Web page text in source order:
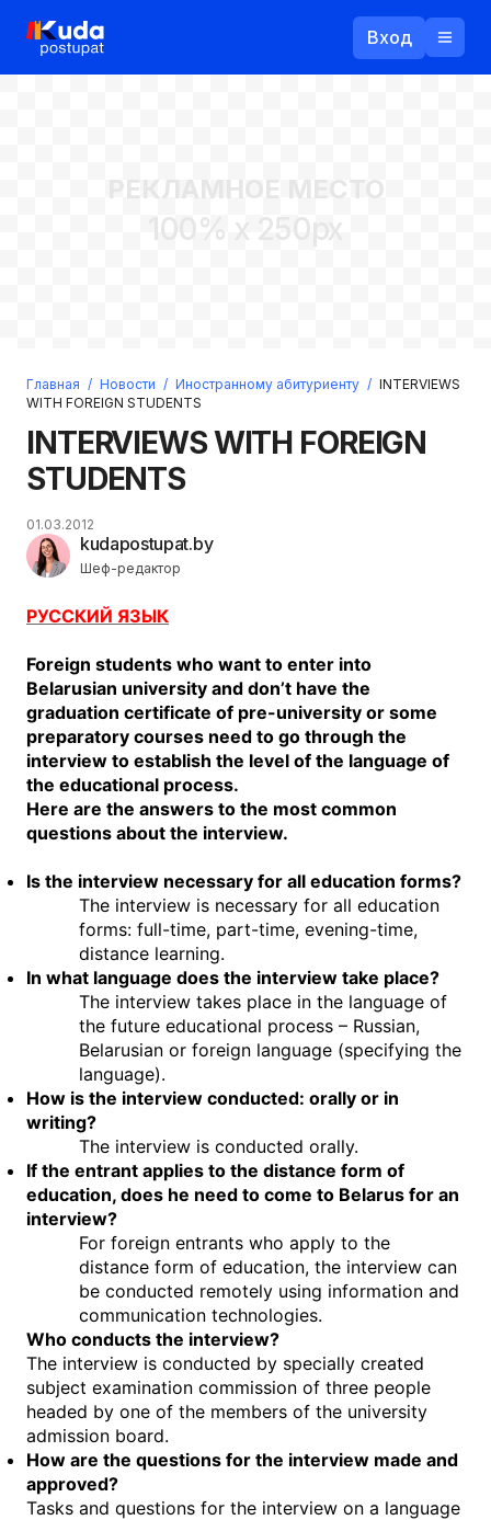
Вход
Войти
Регистрация
Прислать пароль
РЕКЛАМНОЕ МЕСТО
100% x 250px
Главная / Новости / Иностранному абитуриенту / INTERVIEWS
WITH FOREIGN STUDENTS
INTERVIEWS WITH FOREIGN
STUDENTS
kudapostupat.by
Шеф-редактор
01.03.2012
РУССКИЙ ЯЗЫК
Foreign students who want to enter into
Belarusian university and don’t have the
graduation certificate of pre-university or some
preparatory courses need to go through the
interview to establish the level of the language of
the educational process.
Here are the answers to the most common
questions about the interview.
Is the interview necessary for all education forms?
The interview is necessary for all education
forms: full-time, part-time, evening-time,
distance learning.
In what language does the interview take place?
The interview takes place in the language of
the future educational process – Russian,
Belarusian or foreign language (specifying the
language).
How is the interview conducted: orally or in
writing?
The interview is conducted orally.
If the entrant applies to the distance form of
education, does he need to come to Belarus for an
interview?
For foreign entrants who apply to the
distance form of education, the interview can
be conducted remotely using information and
communication technologies.
Who conducts the interview?
The interview is conducted by specially created
subject examination commission of three people
headed by one of the members of the university
admission board.
How are the questions for the interview made and
approved?
Tasks and questions for the interview on a language